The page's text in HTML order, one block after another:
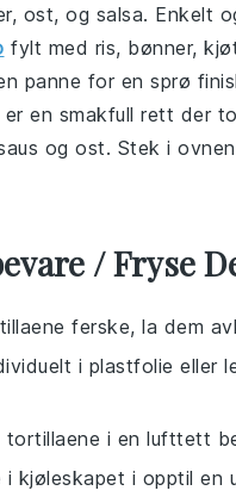
, ost, og salsa. Enkelt
fylt med ris, bønner,
panne for en sprø
er en smakfull rett der
og ost. Stek i
/ Fryse
ferske, la dem
i plastfolie eller
tortillaene i en lufttett
i kjøleskapet i opptil en